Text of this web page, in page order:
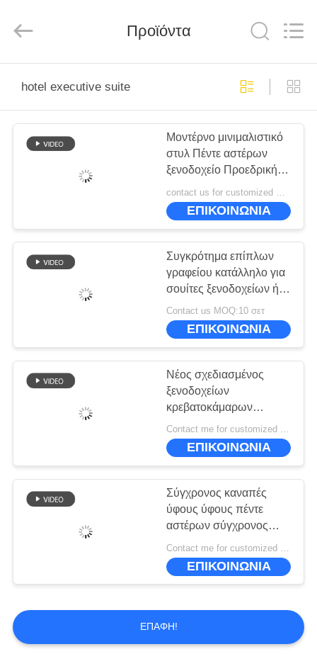
ΠΡΟΪΌΝΤΑ
VR
ΣΧΕΤΙΚΆ
ΕΠΙΣΚΕΨΉ
ΕΡΓΟΣΤΑΣΊΟΥ
ΖΗΤΉΣΤΕ
ΠΟΛΙΤΙΚΉ
Rights
Προϊόντα
hotel executive suite
Μοντέρνο μινιμαλιστικό
στυλ Πέντε αστέρων
ξενοδοχείο Προεδρική
σουίτα Επικαιροποίητα
σετ
contact us for customized MOQ:10
ΕΠΙΚΟΙΝΩΝΙΑ
Συγκρότημα επίπλων
γραφείου κατάλληλο για
σουίτες ξενοδοχείων ή
δωμάτια μελέτης σε
διαμερίσματα
Contact us MOQ:10 σετ
ΕΠΙΚΟΙΝΩΝΙΑ
Νέος σχεδιασμένος
ξενοδοχείων
κρεβατοκάμαρων
πίνακας 160*70*75cm
γραφείων επίπλων
καθορισμένος
Contact me for customized MOQ:10
ΕΠΙΚΟΙΝΩΝΙΑ
Σύγχρονος καναπές
ύφους ύφους πέντε
αστέρων σύγχρονος
σόλο
ΕΠΙΚΟΙΝΩΝΙΑ
ΕΠΑΦΉ!